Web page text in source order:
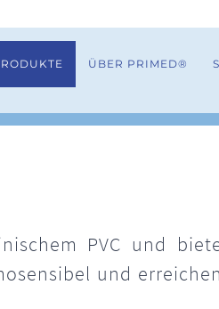
ÜBER PRIMED®
PVC und
und